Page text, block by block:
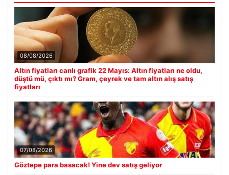
08/08/2026
Altın fiyatları canlı grafik 22 Mayıs: Altın fiyatları ne oldu,
düştü mü, çıktı mı? Gram, çeyrek ve tam altın alış satış
fiyatları
07/08/2026
Göztepe para basacak! Yine dev satış geliyor